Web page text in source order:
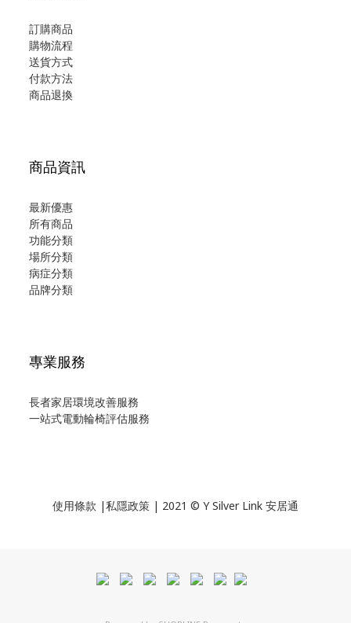
訂購商品
購物流程
送貨方式
付款方法
商品退換
商品資訊
最新優惠
所有商品
功能分類
場所分類
病症分類
品牌分類
專業服務
長者家居環境改善服務
一站式電動輪椅評估服務
使用條款 |私隱政策 | 2021 © Y Silver Link 安居通